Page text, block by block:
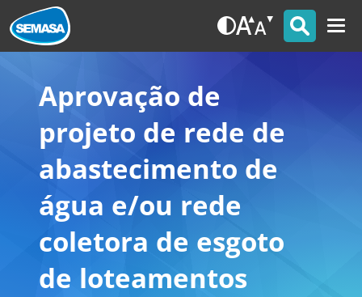
Aprovação de
projeto de rede de
abastecimento de
água e/ou rede
coletora de esgoto
de loteamentos